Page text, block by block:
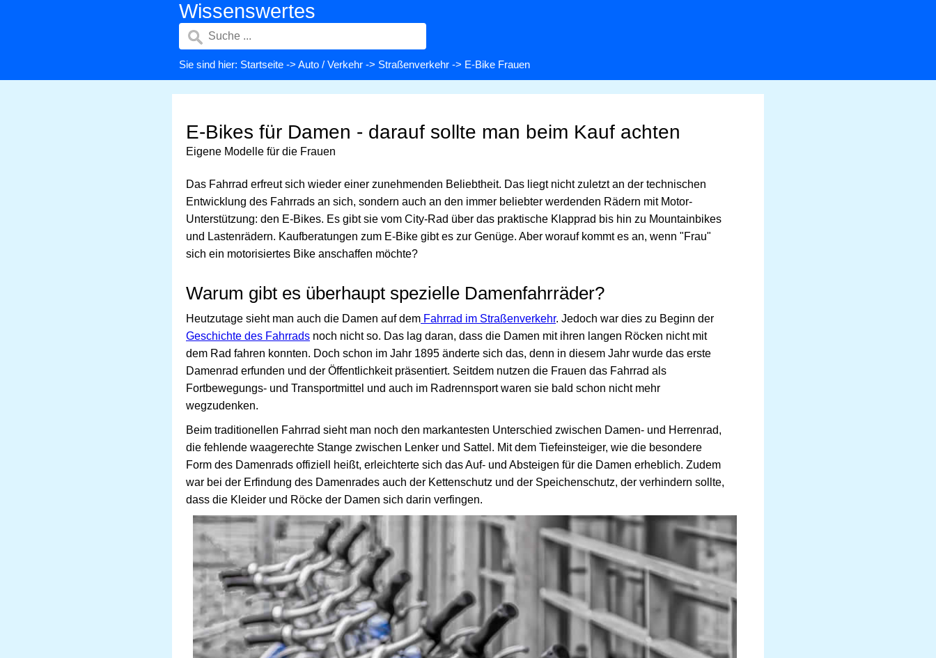
Wissenswertes
Sie sind hier: Startseite -> Auto / Verkehr -> Straßenverkehr -> E-Bike Frauen
E-Bikes für Damen - darauf sollte man beim Kauf achten
Eigene Modelle für die Frauen
Das Fahrrad erfreut sich wieder einer zunehmenden Beliebtheit. Das liegt nicht zuletzt an der technischen
Entwicklung des Fahrrads an sich, sondern auch an den immer beliebter werdenden Rädern mit Motor-
Unterstützung: den E-Bikes. Es gibt sie vom City-Rad über das praktische Klapprad bis hin zu Mountainbikes
und Lastenrädern. Kaufberatungen zum E-Bike gibt es zur Genüge. Aber worauf kommt es an, wenn "Frau"
sich ein motorisiertes Bike anschaffen möchte?
Warum gibt es überhaupt spezielle Damenfahrräder?
Heutzutage sieht man auch die Damen auf dem Fahrrad im Straßenverkehr. Jedoch war dies zu Beginn der
Geschichte des Fahrrads noch nicht so. Das lag daran, dass die Damen mit ihren langen Röcken nicht mit
dem Rad fahren konnten. Doch schon im Jahr 1895 änderte sich das, denn in diesem Jahr wurde das erste
Damenrad erfunden und der Öffentlichkeit präsentiert. Seitdem nutzen die Frauen das Fahrrad als
Fortbewegungs- und Transportmittel und auch im Radrennsport waren sie bald schon nicht mehr
wegzudenken.
Beim traditionellen Fahrrad sieht man noch den markantesten Unterschied zwischen Damen- und Herrenrad,
die fehlende waagerechte Stange zwischen Lenker und Sattel. Mit dem Tiefeinsteiger, wie die besondere
Form des Damenrads offiziell heißt, erleichterte sich das Auf- und Absteigen für die Damen erheblich. Zudem
war bei der Erfindung des Damenrades auch der Kettenschutz und der Speichenschutz, der verhindern sollte,
dass die Kleider und Röcke der Damen sich darin verfingen.